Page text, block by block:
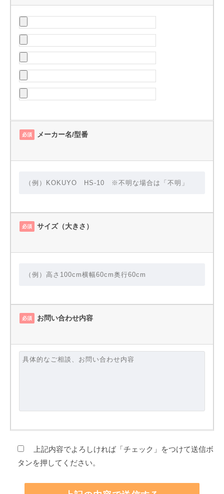
必須 メーカー名/型番
必須 サイズ（大きさ）
必須 お問い合わせ内容
上記内容でよろしければ「チェック」をつけて送信ボ
タンを押してください。